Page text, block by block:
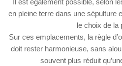
Il est également possible, selon
en pleine terre dans une sépulture
le choix de la
Sur ces emplacements, la règle
doit rester harmonieuse, sans
souvent plus réduit